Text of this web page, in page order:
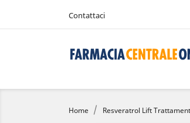
Contattaci
Home Resveratrol Lift